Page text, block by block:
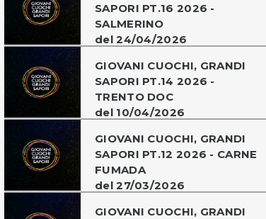
SAPORI PT.16 2026 -
SALMERINO
del 24/04/2026
GIOVANI CUOCHI, GRANDI
SAPORI PT.14 2026 -
TRENTO DOC
del 10/04/2026
GIOVANI CUOCHI, GRANDI
SAPORI PT.12 2026 - CARNE
FUMADA
del 27/03/2026
GIOVANI CUOCHI, GRANDI